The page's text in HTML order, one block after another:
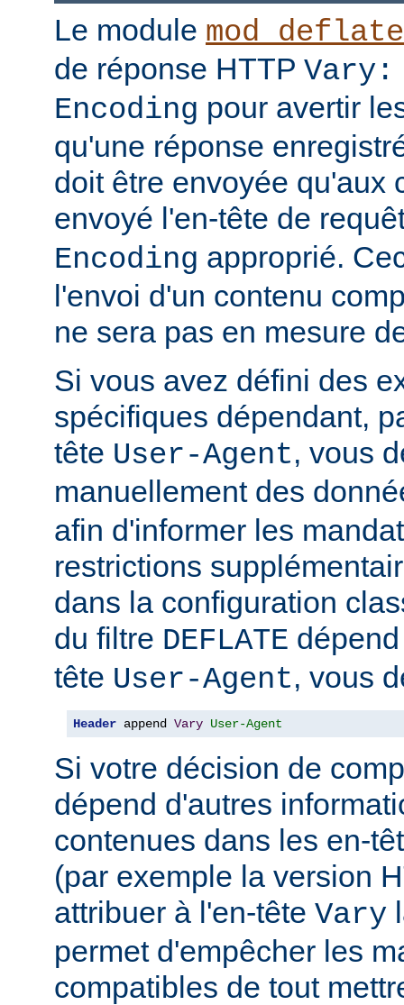
Le module mod_deflate
de réponse HTTP Vary:
Encoding pour avertir
qu'une réponse
doit être envoyée qu'aux
envoyé l'en-tête de
Encoding approprié.
l'envoi d'un contenu
ne sera pas en mesure
Si vous avez défini des
spécifiques dépendant,
tête User-Agent, vous
manuellement des
afin d'informer les
restrictions
dans la configuration
du filtre DEFLATE
tête User-Agent, vous
Header append Vary User-Agent
Si votre décision de
dépend d'autres
contenues dans les en-
(par exemple la version
attribuer à l'en-tête Vary
permet d'empêcher les
compatibles de tout